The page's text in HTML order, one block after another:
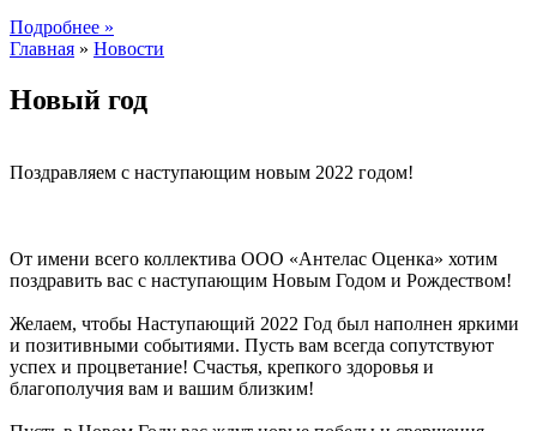
Подробнее »
Главная » Новости
Новый год
Поздравляем с наступающим новым 2022 годом!
От имени всего коллектива ООО «Антелас Оценка» хотим
поздравить вас с наступающим Новым Годом и Рождеством!
Желаем, чтобы Наступающий 2022 Год был наполнен яркими
и позитивными событиями. Пусть вам всегда сопутствуют
успех и процветание! Счастья, крепкого здоровья и
благополучия вам и вашим близким!